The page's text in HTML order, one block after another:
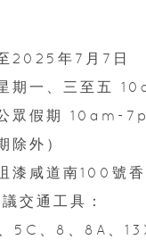
2025年7月7日
期一、三至五
眾假期 10am-
除外）
漆咸道南100號
交通工具：
5C、8、8A、